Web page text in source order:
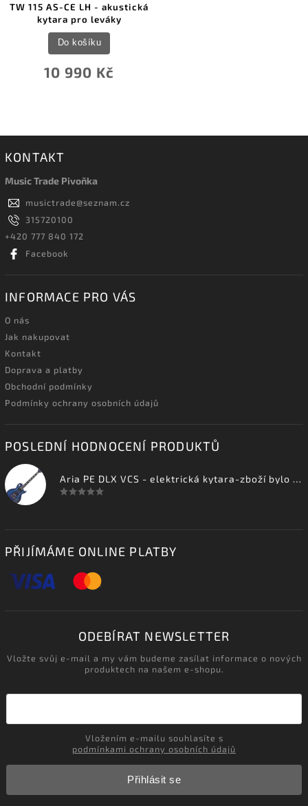
TW 115 AS-CE LH - akustická
kytara pro leváky
10 990 Kč
Do košíku
KONTAKT
Music Trade Pivoňka
musictrade@seznam.cz
315720100
+420 777 840 172
Facebook
INFORMACE PRO VÁS
O nás
Jak nakupovat
Kontakt
Doprava a platby
Obchodní podmínky
Podmínky ochrany osobních údajů
POSLEDNÍ HODNOCENÍ PRODUKTŮ
Aria PE DLX VCS - elektrická kytara-zboží bylo vystaveno na prodejně
PŘIJÍMÁME ONLINE PLATBY
ODEBÍRAT NEWSLETTER
Vložte svůj e-mail a my vám budeme zasílat informace o nových
produktech na našem e-shopu.
podmínkami ochrany osobních údajů
Přihlásit se